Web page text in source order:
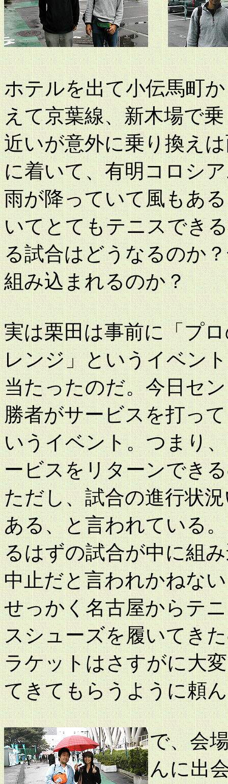
ホテルを出て小伝馬町
えて京葉線、新木場で
近いが意外に乗り換え
に着いて、有明コロシ
雨が降っていて風もあ
いてとてもテニスでき
る試合はどうなるのか
組み込まれるのか？
実は栗田は事前に「プ
レンジ」というイベン
当たったのだ。今日セ
勝者がサービスを打っ
いうイベント。つまり
ービスをリターンでき
ただし、試合の進行状
ある、と言われている
るはずの試合が中に組
中止だと言われかねな
せっかく名古屋からテ
スシューズを履いてき
ラケットはさすがに大
てきてもらうように頼
で、会
んに出